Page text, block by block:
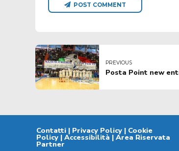
POST COMMENT
PREVIOUS
Posta Point new
Contatti| Privacy Policy| Cookie
Policy| Accessibilità | Area Riservata
Partner